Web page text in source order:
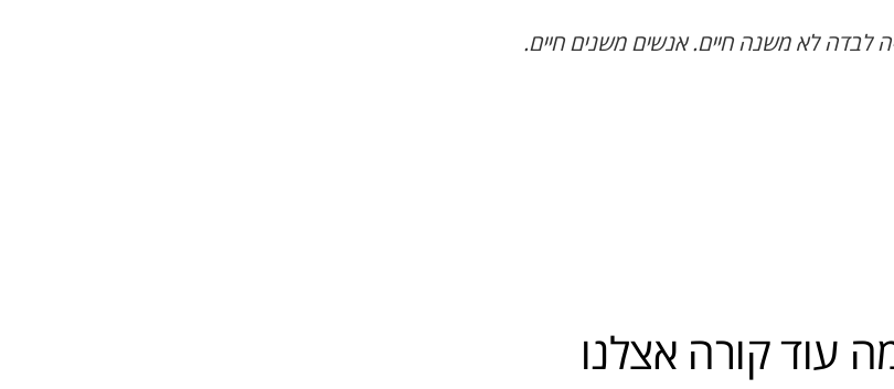
לבדה לא משנה חיים. אנשים משנים חיים.
עוד קורה אצלנו